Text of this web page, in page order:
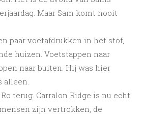
Maar Sam komt nooit
paar voetafdrukken in het stof,
huizen. Voetstappen naar
naar buiten. Hij was hier
alleen.
terug. Carralon Ridge is nu echt
zijn vertrokken, de